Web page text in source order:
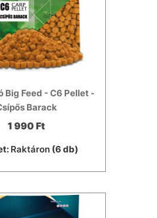
Big Feed - C6 Pellet -
Barack
1 990 Ft
Raktáron(6 db)